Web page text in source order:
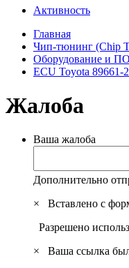
Активность
Главная
Чип-тюнинг (Chip
Оборудование и
ECU Toyota 89661-
Жалоба
Ваша жалоба
Дополнительно
×
Вставлено с
Разрешено
×
Ваша ссылка